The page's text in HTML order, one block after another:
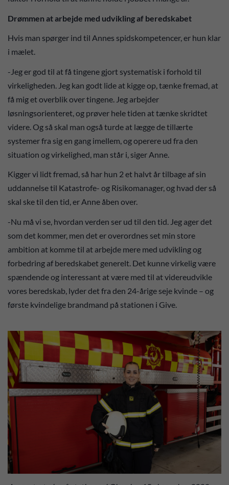
Drømmen at arbejde med udvikling af beredskabet
Hvis man spørger ind til Annes spidskompetencer, er hun klar
i mælet.
-Jeg er god til at få tingene gjort systematisk i forhold til
virkeligheden. Jeg kan godt lide at kigge op, tænke fremad, at
få mig et overblik over tingene. Jeg arbejder
løsningsorienteret, og prøver hele tiden at tænke skridtet
videre. Og så skal man også turde at lægge de tillærte
systemer fra sig en gang imellem, og operere ud fra den
situation og virkelighed, man står i, siger Anne.
Kigger vi lidt fremad, så har hun 2 et halvt år tilbage af sin
uddannelse til Katastrofe- og Risikomanager, og hvad der så
skal ske til den tid, er Anne åben over.
-Nu må vi se, hvordan verden ser ud til den tid. Jeg ager det
som det kommer, men det er overordnes set min store
ambition at komme til at arbejde mere med udvikling og
forbedring af beredskabet generelt. Det kunne virkelig være
spændende og interessant at være med til at videreudvikle
vores beredskab, lyder det fra den 24-årige seje kvinde – og
første kvindelige brandmand på stationen i Give.